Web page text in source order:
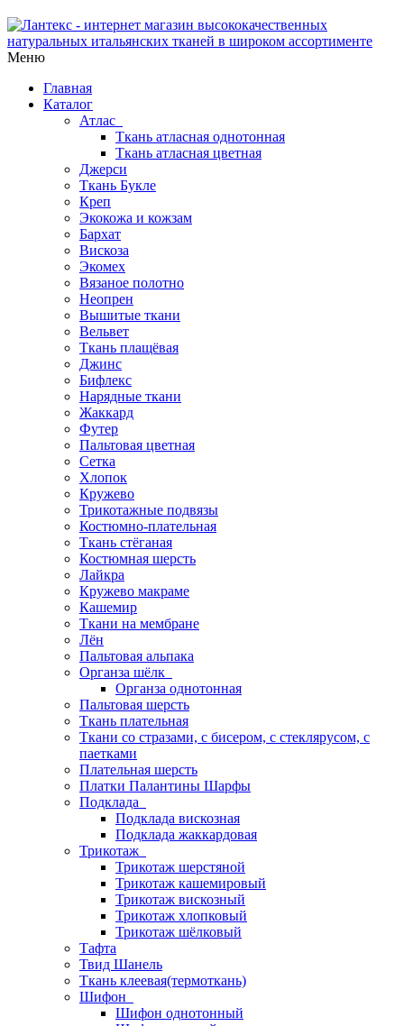
Меню
Главная
Каталог
Атлас
Ткань атласная однотонная
Ткань атласная цветная
Джерси
Ткань Букле
Креп
Экокожа и кожзам
Бархат
Вискоза
Экомех
Вязаное полотно
Неопрен
Вышитые ткани
Вельвет
Ткань плащёвая
Джинс
Бифлекс
Нарядные ткани
Жаккард
Футер
Пальтовая цветная
Сетка
Хлопок
Кружево
Трикотажные подвязы
Костюмно-плательная
Ткань стёганая
Костюмная шерсть
Лайкра
Кружево макраме
Кашемир
Ткани на мембране
Лён
Пальтовая альпака
Органза шёлк
Органза однотонная
Пальтовая шерсть
Ткань плательная
Ткани со стразами, с бисером, с стеклярусом, с
паетками
Плательная шерсть
Платки Палантины Шарфы
Подклада
Подклада вискозная
Подклада жаккардовая
Трикотаж
Трикотаж шерстяной
Трикотаж кашемировый
Трикотаж вискозный
Трикотаж хлопковый
Трикотаж шёлковый
Тафта
Твид Шанель
Ткань клеевая(термоткань)
Шифон
Шифон однотонный